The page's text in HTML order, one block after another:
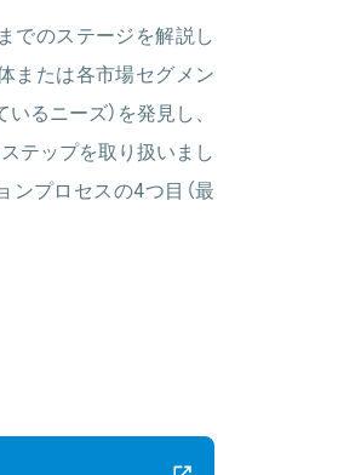
でのステージを解説し
または各市場セグメン
るニーズ）を発見し、
テップを取り扱いまし
プロセスの4つ目（最